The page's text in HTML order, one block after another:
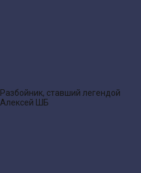
Разбойник, ставший легендой
Алексей ШБ